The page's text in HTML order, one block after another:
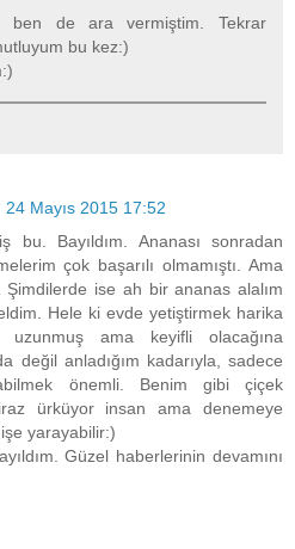
ben de ara vermiştim. Tekrar
bu kez:)
24 Mayıs 2015 17:52
bu. Bayıldım. Ananası sonradan
çok başarılı olmamıştı. Ama
ise ah bir ananas alalım
Hele ki evde yetiştirmek harika
ama keyifli olacağına
değil anladığım kadarıyla, sadece
önemli. Benim gibi çiçek
ürküyor insan ama denemeye
yarayabilir:)
Güzel haberlerinin devamını